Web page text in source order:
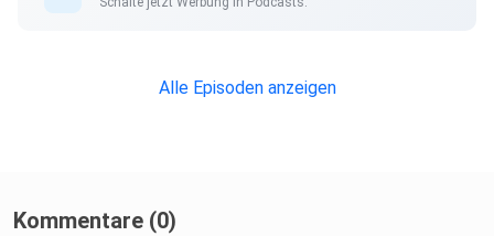
Alle Episoden anzeigen
Kommentare (0)